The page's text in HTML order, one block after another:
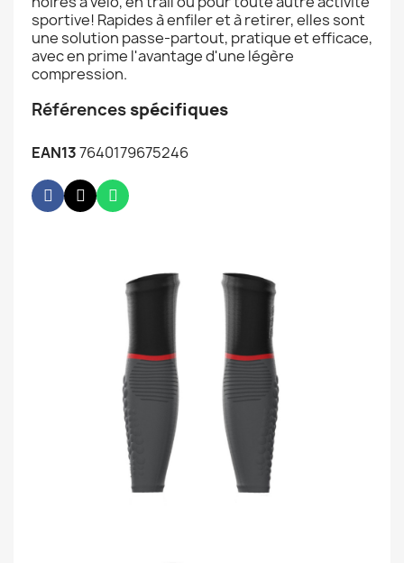
sportive! Rapides à enfiler et à retirer, elles sont
une solution passe-partout, pratique et efficace,
avec en prime l'avantage d'une légère
compression.
Références spécifiques
EAN137640179675246